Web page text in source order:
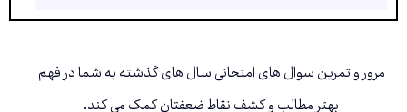
مرور و تمرین سوال های امتحانی سال های گذشته به شما در فهم
بهتر مطالب و کشف نقاط ضعفتان کمک می کند.